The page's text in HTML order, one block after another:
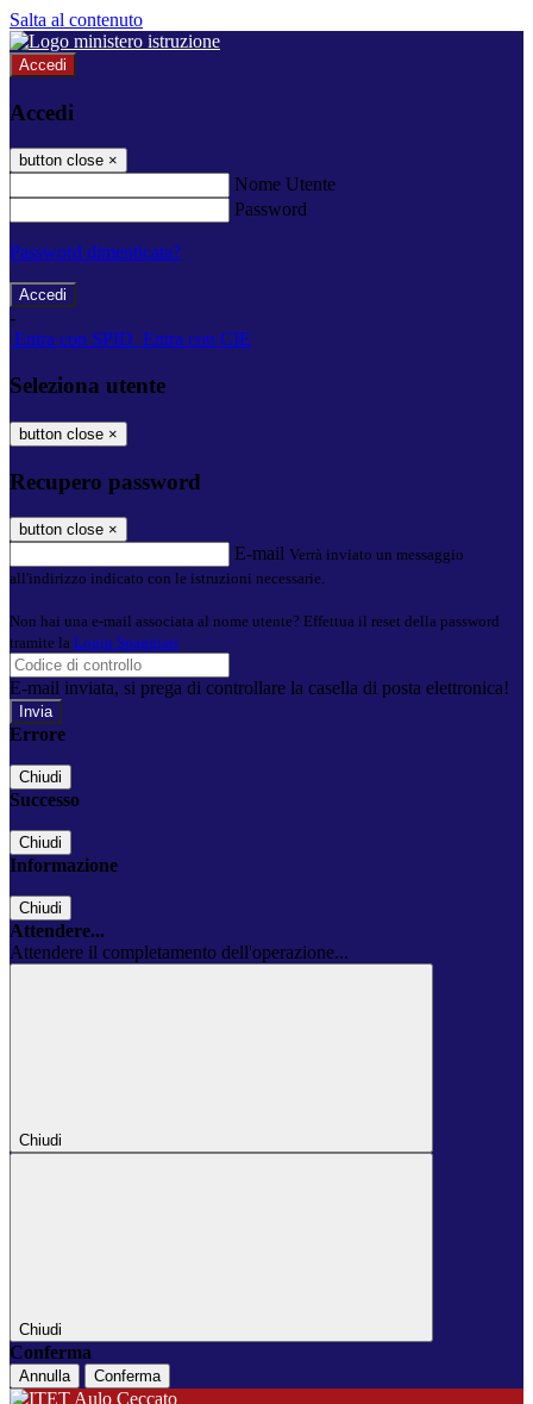
Salta al contenuto
Accedi
Accedi
button close ×
Nome Utente
Password
Password dimenticata?
-
Entra con SPID Entra con CIE
Seleziona utente
button close ×
Recupero password
button close ×
E-mail Verrà inviato un messaggio
all'indirizzo indicato con le istruzioni necessarie.
Non hai una e-mail associata al nome utente? Effettua il reset della password
tramite la Login Spaggiari
E-mail inviata, si prega di controllare la casella di posta elettronica!
Errore
Chiudi
Successo
Chiudi
Informazione
Chiudi
Attendere...
Attendere il completamento dell'operazione...
Chiudi
Chiudi
Conferma
Annulla Conferma